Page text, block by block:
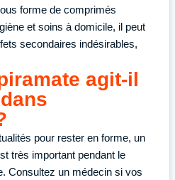
forme de comprimés
et soins à domicile, il peut
secondaires indésirables,
agit-il
pour rester en forme, un
très important pendant le
Consultez un médecin si vos